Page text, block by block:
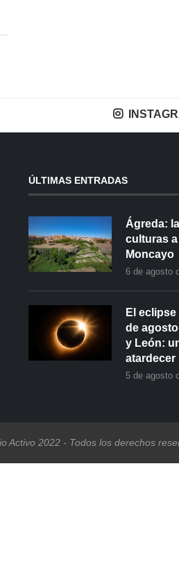
ÚLTIMAS ENTRADAS
Ágreda:
culturas a
Moncayo
6 de agosto
El
de
y León:
atardecer
5 de agosto
Activo 2022 - Todos los derechos